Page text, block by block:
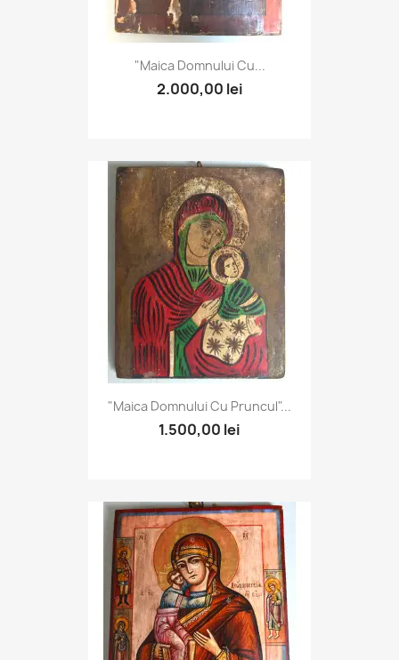
"Maica Domnului Cu...
2.000,00 lei
"Maica Domnului Cu Pruncul"...
1.500,00 lei